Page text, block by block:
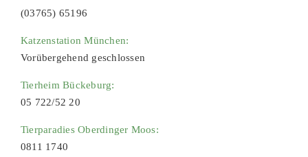
(03765) 65196
Katzenstation München:
Vorübergehend geschlossen
Tierheim Bückeburg:
05 722/52 20
Tierparadies Oberdinger Moos:
0811 1740